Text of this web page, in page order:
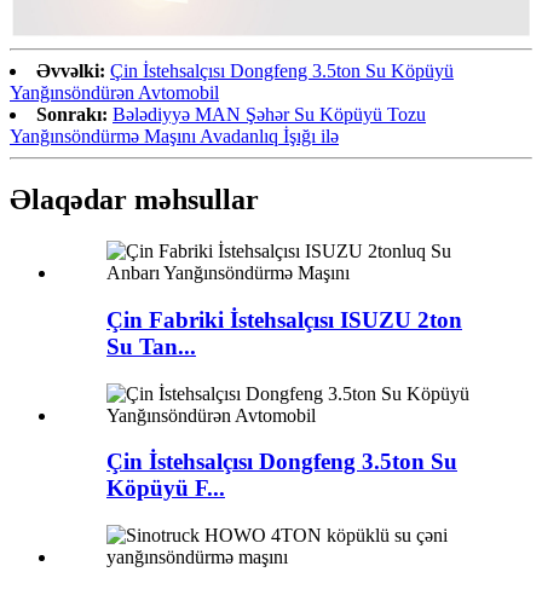
Əvvəlki: Çin İstehsalçısı Dongfeng 3.5ton Su Köpüyü
Yanğınsöndürən Avtomobil
Sonrakı: Bələdiyyə MAN Şəhər Su Köpüyü Tozu
Yanğınsöndürmə Maşını Avadanlıq İşığı ilə
Əlaqədar məhsullar
Çin Fabriki İstehsalçısı ISUZU 2ton
Su Tan...
Çin İstehsalçısı Dongfeng 3.5ton Su
Köpüyü F...